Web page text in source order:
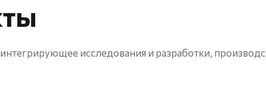
исследования и разработки,